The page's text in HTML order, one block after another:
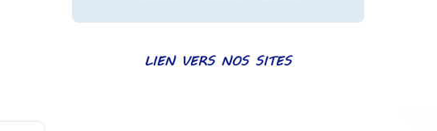
LIEN VERS NOS SITES